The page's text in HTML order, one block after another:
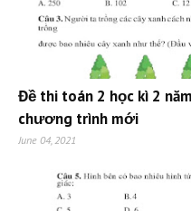
Đề thi toán 2 học kì 2
chương trình mới
June 04, 2021